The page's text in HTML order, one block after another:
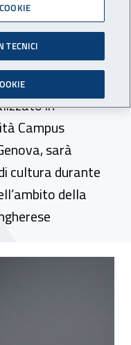
del
in
in
Campus
sarà
cultura durante
della
del Centro
TECNICI